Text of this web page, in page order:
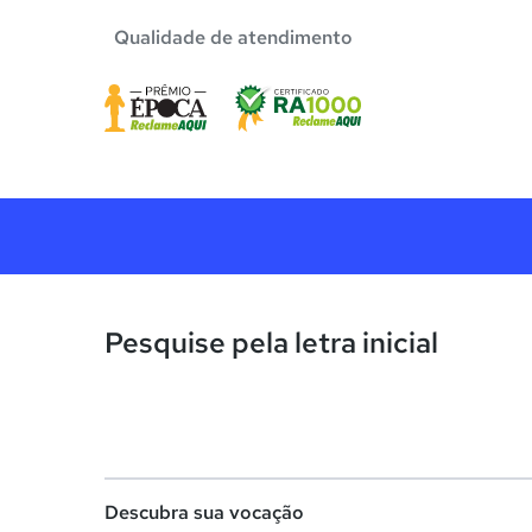
Qualidade de atendimento
Pesquise pela letra inicial
Descubra sua vocação